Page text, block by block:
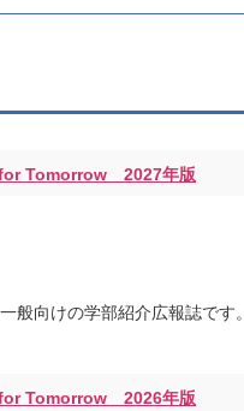
Tomorrow 2027年版
般向けの学部紹介広報誌です。
Tomorrow 2026年版